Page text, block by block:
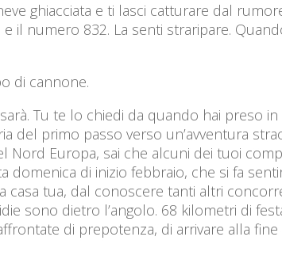
ghiacciata e ti lasci catturare dal
il numero 832. La senti straripare.
di cannone.
Tu te lo chiedi da quando hai preso in
del primo passo verso un’avventura
Europa, sai che alcuni dei tuoi
domenica di inizio febbraio, che si fa
tua, dal conoscere tanti altri
sono dietro l’angolo. 68 kilometri di
di prepotenza, di arrivare alla